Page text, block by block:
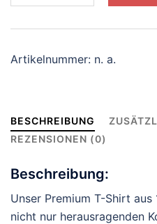
panda
Menge
Artikelnummer: n. a.
BESCHREIBUNG
REZENSIONEN (0)
Beschreibung:
Unser Premium T-Shirt
nicht nur herausragenden